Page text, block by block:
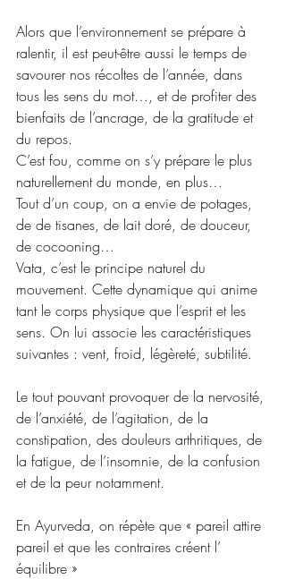
Alors que l’environnement se prépare à
ralentir, il est peut-être aussi le temps de
savourer nos récoltes de l’année, dans
tous les sens du mot…, et de profiter des
bienfaits de l’ancrage, de la gratitude et
du repos.
C’est fou, comme on s’y prépare le plus
naturellement du monde, en plus…
Tout d’un coup, on a envie de potages,
de de tisanes, de lait doré, de douceur,
de cocooning…
Vata, c’est le principe naturel du
mouvement. Cette dynamique qui anime
tant le corps physique que l’esprit et les
sens. On lui associe les caractéristiques
suivantes : vent, froid, légèreté, subtilité.
Le tout pouvant provoquer de la nervosité,
de l’anxiété, de l’agitation, de la
constipation, des douleurs arthritiques, de
la fatigue, de l’insomnie, de la confusion
et de la peur notamment.
En Ayurveda, on répète que « pareil attire
pareil et que les contraires créent l’
équilibre »